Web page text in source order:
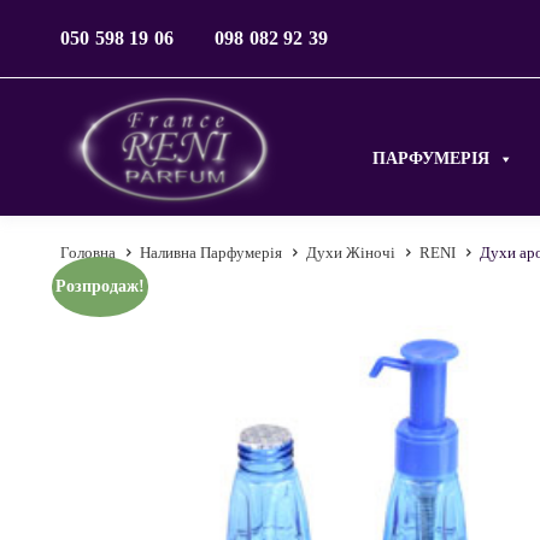
050 598 19 06 098 082 92 39
ПАРФУМЕРІЯ
Головна Наливна Парфумерія Духи Жіночі RENI
Духи
Розпродаж!